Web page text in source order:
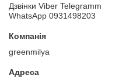
Дзвінки Viber Telegramm
WhatsApp 0931498203
greenmilya